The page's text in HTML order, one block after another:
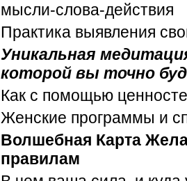
мысли-слова-действия
Практика выявления
Уникальная
которой вы точно
Как с помощью
Женские программы и
Волшебная Карта
правилам